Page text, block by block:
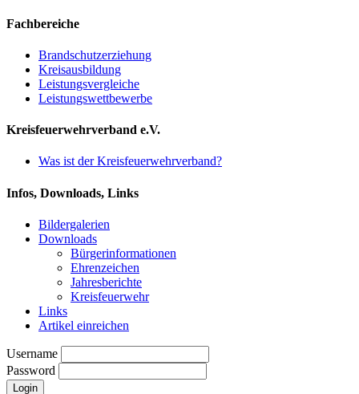
Fachbereiche
Brandschutzerziehung
Kreisausbildung
Leistungsvergleiche
Leistungswettbewerbe
Kreisfeuerwehrverband e.V.
Was ist der Kreisfeuerwehrverband?
Infos, Downloads, Links
Bildergalerien
Downloads
Bürgerinformationen
Ehrenzeichen
Jahresberichte
Kreisfeuerwehr
Links
Artikel einreichen
Username
Password